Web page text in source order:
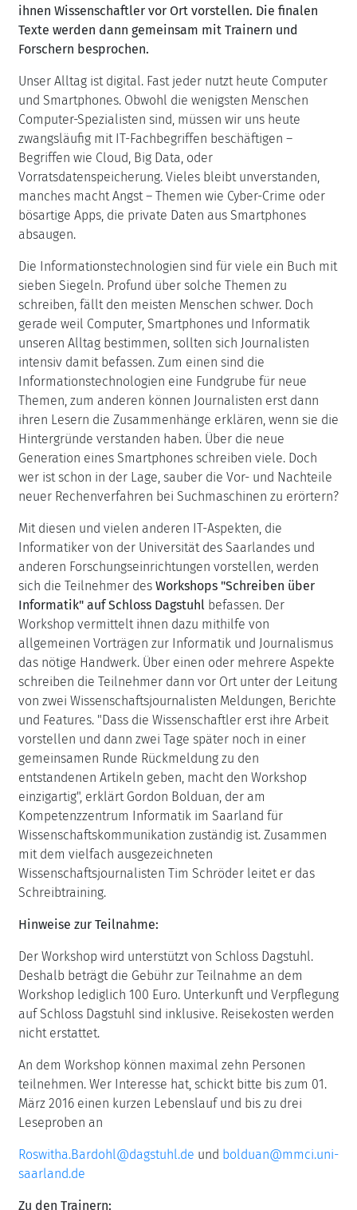
ihnen Wissenschaftler vor Ort vorstellen. Die finalen
Texte werden dann gemeinsam mit Trainern und
Forschern besprochen.
Unser Alltag ist digital. Fast jeder nutzt heute Computer
und Smartphones. Obwohl die wenigsten Menschen
Computer-Spezialisten sind, müssen wir uns heute
zwangsläufig mit IT-Fachbegriffen beschäftigen –
Begriffen wie Cloud, Big Data, oder
Vorratsdatenspeicherung. Vieles bleibt unverstanden,
manches macht Angst – Themen wie Cyber-Crime oder
bösartige Apps, die private Daten aus Smartphones
absaugen.
Die Informationstechnologien sind für viele ein Buch mit
sieben Siegeln. Profund über solche Themen zu
schreiben, fällt den meisten Menschen schwer. Doch
gerade weil Computer, Smartphones und Informatik
unseren Alltag bestimmen, sollten sich Journalisten
intensiv damit befassen. Zum einen sind die
Informationstechnologien eine Fundgrube für neue
Themen, zum anderen können Journalisten erst dann
ihren Lesern die Zusammenhänge erklären, wenn sie die
Hintergründe verstanden haben. Über die neue
Generation eines Smartphones schreiben viele. Doch
wer ist schon in der Lage, sauber die Vor- und Nachteile
neuer Rechenverfahren bei Suchmaschinen zu erörtern?
Mit diesen und vielen anderen IT-Aspekten, die
Informatiker von der Universität des Saarlandes und
anderen Forschungseinrichtungen vorstellen, werden
sich die Teilnehmer des Workshops "Schreiben über
Informatik" auf Schloss Dagstuhl befassen. Der
Workshop vermittelt ihnen dazu mithilfe von
allgemeinen Vorträgen zur Informatik und Journalismus
das nötige Handwerk. Über einen oder mehrere Aspekte
schreiben die Teilnehmer dann vor Ort unter der Leitung
von zwei Wissenschaftsjournalisten Meldungen, Berichte
und Features. "Dass die Wissenschaftler erst ihre Arbeit
vorstellen und dann zwei Tage später noch in einer
gemeinsamen Runde Rückmeldung zu den
entstandenen Artikeln geben, macht den Workshop
einzigartig", erklärt Gordon Bolduan, der am
Kompetenzzentrum Informatik im Saarland für
Wissenschaftskommunikation zuständig ist. Zusammen
mit dem vielfach ausgezeichneten
Wissenschaftsjournalisten Tim Schröder leitet er das
Schreibtraining.
Hinweise zur Teilnahme:
Der Workshop wird unterstützt von Schloss Dagstuhl.
Deshalb beträgt die Gebühr zur Teilnahme an dem
Workshop lediglich 100 Euro. Unterkunft und Verpflegung
auf Schloss Dagstuhl sind inklusive. Reisekosten werden
nicht erstattet.
An dem Workshop können maximal zehn Personen
teilnehmen. Wer Interesse hat, schickt bitte bis zum 01.
März 2016 einen kurzen Lebenslauf und bis zu drei
Leseproben an
Roswitha.Bardohl@dagstuhl.de und bolduan@mmci.uni-
saarland.de
Zu den Trainern: